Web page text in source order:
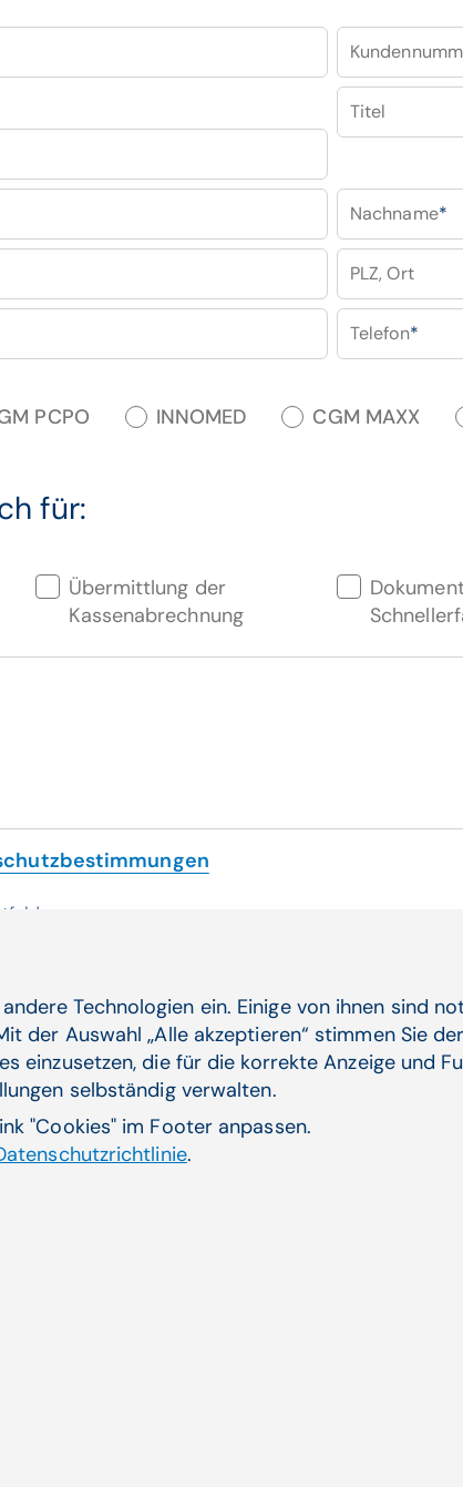
Titel
Nachname*
PLZ, Ort
Telefon*
PCPO INNOMED CGM MAXX
für:
Übermittlung der
Kassenabrechnung
Absenden
Technologien ein. Einige von ihnen sind
der Auswahl „Alle akzeptieren“ stimmen Sie
einzusetzen, die für die korrekte Anzeige und
selbständig verwalten.
"Cookies" im Footer anpassen.
.